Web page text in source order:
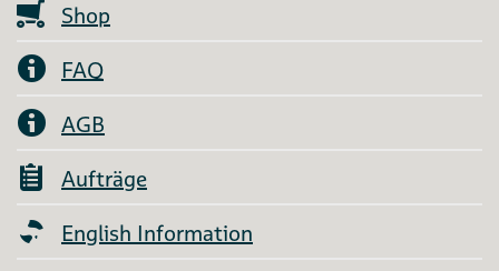
Shop
FAQ
AGB
Aufträge
English Information